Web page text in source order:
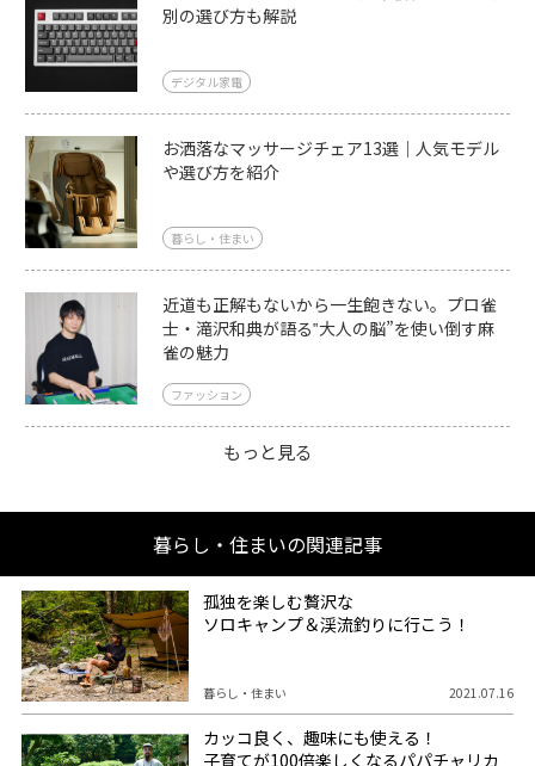
別の選び方も解説
デジタル家電
お洒落なマッサージチェア13選｜人気モデル
や選び方を紹介
暮らし・住まい
近道も正解もないから一生飽きない。プロ雀
士・滝沢和典が語る‟大人の脳”を使い倒す麻
雀の魅力
ファッション
もっと見る
暮らし・住まいの関連記事
孤独を楽しむ贅沢な
ソロキャンプ＆渓流釣りに行こう！
暮らし・住まい 2021.07.16
カッコ良く、趣味にも使える！
子育てが100倍楽しくなるパパチャリカ